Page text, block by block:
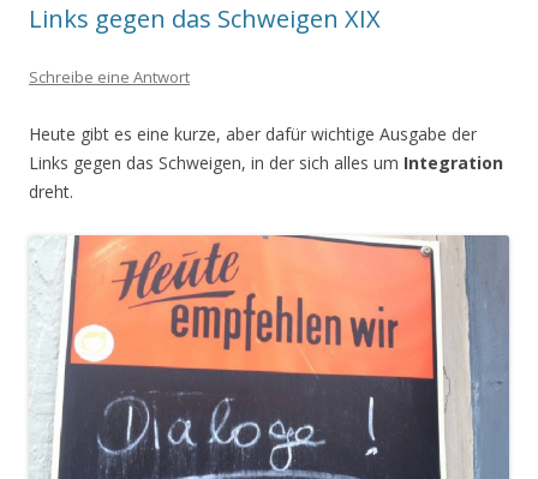
Links gegen das Schweigen XIX
Schreibe eine Antwort
Heute gibt es eine kurze, aber dafür wichtige Ausgabe der
Links gegen das Schweigen, in der sich alles um Integration
dreht.